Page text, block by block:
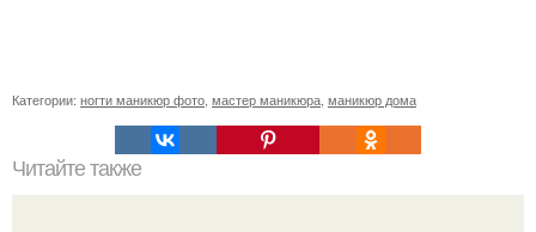
Категории: ногти маникюр фото мастер маникюра маникюр дома
Читайте также